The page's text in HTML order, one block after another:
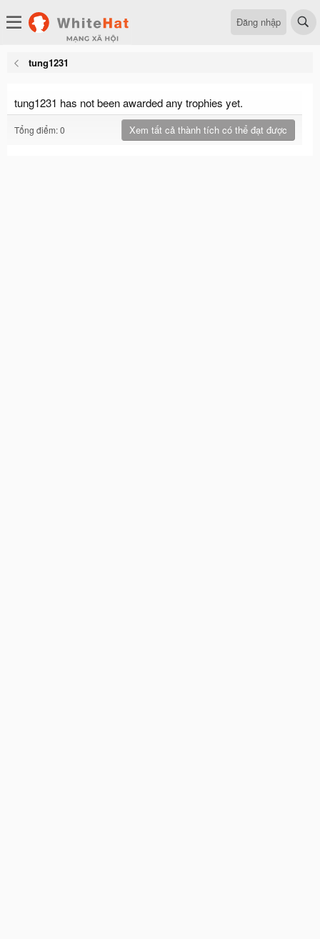
Đăng nhập
tung1231
tung1231 has not been awarded any trophies yet.
Tổng điểm: 0 Xem tất cả thành tích có thể đạt được